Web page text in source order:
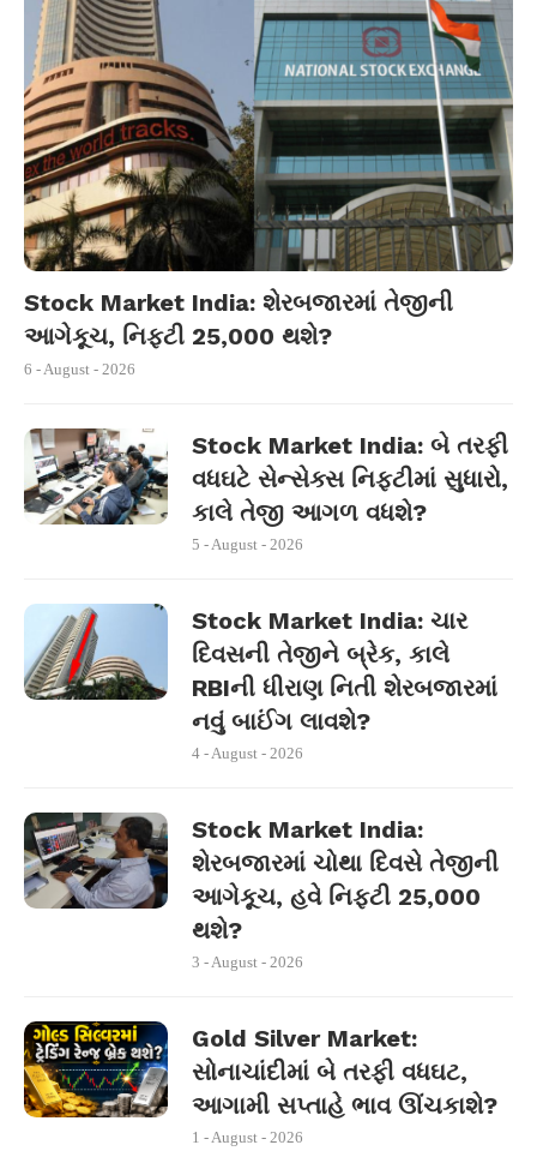
Stock Market India: શેરબજારમાં તેજીની
આગેકૂચ, નિફ્ટી 25,000 થશે?
6 - August - 2026
Stock Market India: બે તરફી
વધઘટે સેન્સેક્સ નિફ્ટીમાં સુધારો,
કાલે તેજી આગળ વધશે?
5 - August - 2026
Stock Market India: ચાર
દિવસની તેજીને બ્રેક, કાલે
RBIની ધીરાણ નિતી શેરબજારમાં
નવું બાઈંગ લાવશે?
4 - August - 2026
Stock Market India:
શેરબજારમાં ચોથા દિવસે તેજીની
આગેકૂચ, હવે નિફ્ટી 25,000
થશે?
3 - August - 2026
Gold Silver Market:
સોનાચાંદીમાં બે તરફી વધઘટ,
આગામી સપ્તાહે ભાવ ઊંચકાશે?
1 - August - 2026